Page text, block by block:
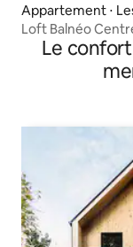
Appartement ⋅
Loft Balnéo
Le